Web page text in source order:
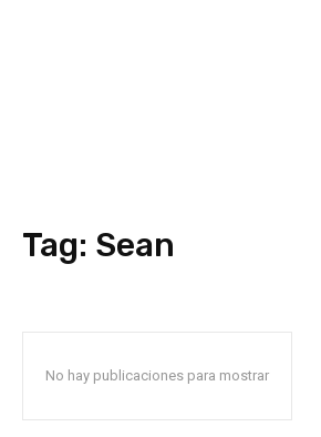
Tag: Sean
No hay publicaciones para mostrar